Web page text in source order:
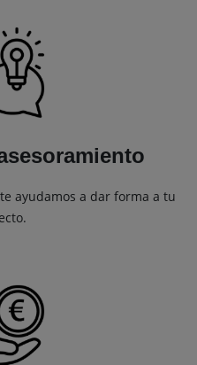
ayudamos a dar forma a tu